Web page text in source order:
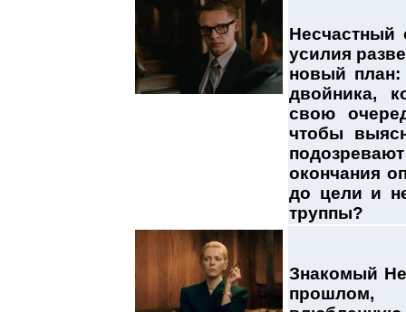
Несчастный
усилия
новый план:
двойника,
свою
чтобы
окончания
до цели и
труппы?
Знакомый
прошлом,